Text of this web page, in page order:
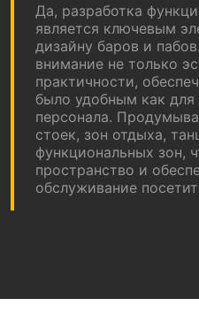
Да, разработка
является ключевым
дизайну баров и
внимание не только
практичности,
было удобным как для
персонала.
стоек, зон отдыха,
функциональных зон,
пространство и
обслуживание